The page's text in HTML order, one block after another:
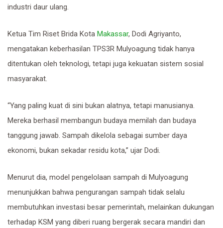
industri daur ulang.
Ketua Tim Riset Brida Kota Makassar, Dodi Agriyanto,
mengatakan keberhasilan TPS3R Mulyoagung tidak hanya
ditentukan oleh teknologi, tetapi juga kekuatan sistem sosial
masyarakat.
“Yang paling kuat di sini bukan alatnya, tetapi manusianya.
Mereka berhasil membangun budaya memilah dan budaya
tanggung jawab. Sampah dikelola sebagai sumber daya
ekonomi, bukan sekadar residu kota,” ujar Dodi.
Menurut dia, model pengelolaan sampah di Mulyoagung
menunjukkan bahwa pengurangan sampah tidak selalu
membutuhkan investasi besar pemerintah, melainkan dukungan
terhadap KSM yang diberi ruang bergerak secara mandiri dan